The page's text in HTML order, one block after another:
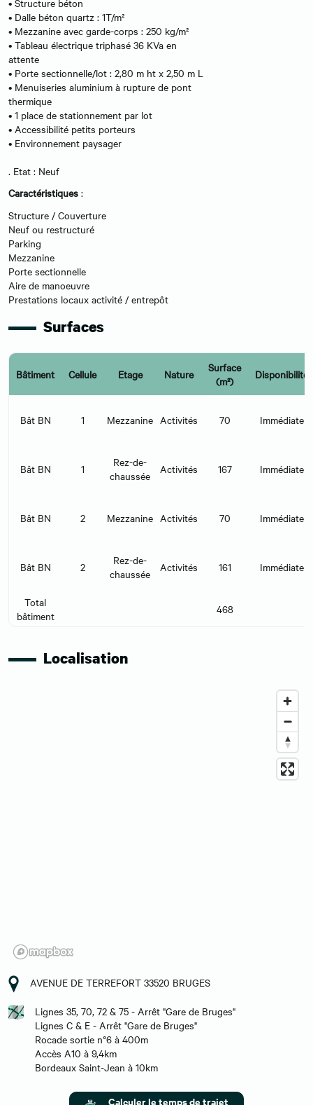
• Structure béton
• Dalle béton quartz : 1T/m²
• Mezzanine avec garde-corps : 250 kg/m²
• Tableau électrique triphasé 36 KVa en
attente
• Porte sectionnelle/lot : 2,80 m ht x 2,50 m L
• Menuiseries aluminium à rupture de pont
thermique
• 1 place de stationnement par lot
• Accessibilité petits porteurs
• Environnement paysager
. Etat : Neuf
Caractéristiques :
Structure / Couverture
Neuf ou restructuré
Parking
Mezzanine
Porte sectionnelle
Aire de manoeuvre
Prestations locaux activité / entrepôt
Surfaces
Bâtiment Cellule Etage Nature
Surface
(m²)
Disponibilité
Bât BN 1 Mezzanine Activités 70 Immédiate
Bât BN 1
Rez-de-
chaussée
Activités 167 Immédiate
Bât BN 2 Mezzanine Activités 70 Immédiate
Bât BN 2
Rez-de-
chaussée
Activités 161 Immédiate
Total
bâtiment
468
Localisation
AVENUE DE TERREFORT 33520 BRUGES
Lignes 35, 70, 72 & 75 - Arrêt "Gare de Bruges"
Lignes C & E - Arrêt "Gare de Bruges"
Rocade sortie n°6 à 400m
Accès A10 à 9,4km
Bordeaux Saint-Jean à 10km
Calculer le temps de trajet